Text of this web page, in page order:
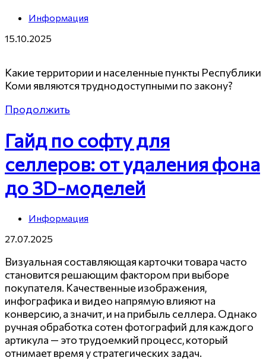
Информация
15.10.2025
Какие территории и населенные пункты Республики
Коми являются труднодоступными по закону?
Продолжить
Гайд по софту для
селлеров: от удаления фона
до 3D-моделей
Информация
27.07.2025
Визуальная составляющая карточки товара часто
становится решающим фактором при выборе
покупателя. Качественные изображения,
инфографика и видео напрямую влияют на
конверсию, а значит, и на прибыль селлера. Однако
ручная обработка сотен фотографий для каждого
артикула — это трудоемкий процесс, который
отнимает время у стратегических задач.